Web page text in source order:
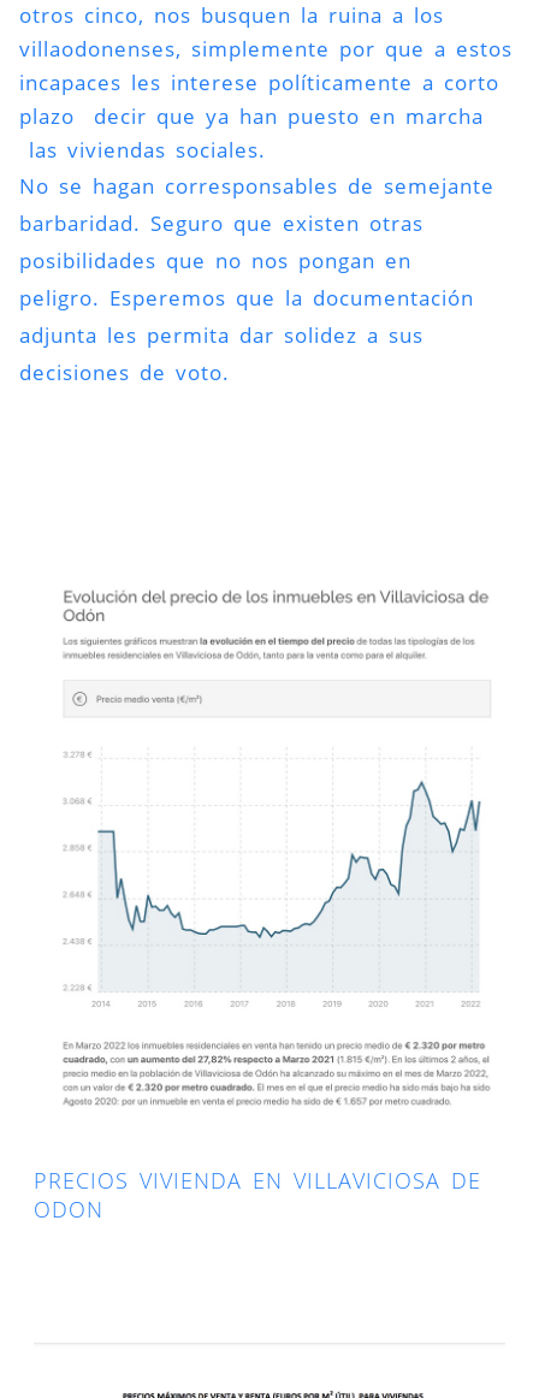
otros cinco, nos busquen la ruina a los
villaodonenses, simplemente por que a estos
incapaces les interese políticamente a corto
plazo decir que ya han puesto en marcha
las viviendas sociales.
No se hagan corresponsables de semejante
barbaridad. Seguro que existen otras
posibilidades que no nos pongan en
peligro. Esperemos que la documentación
adjunta les permita dar solidez a sus
decisiones de voto.
PRECIOS VIVIENDA EN VILLAVICIOSA DE
ODON